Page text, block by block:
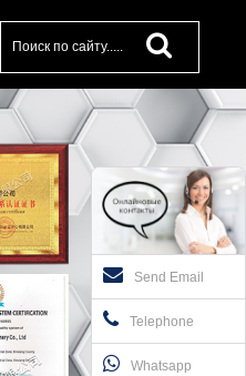
Send Email
Telephone
Whatsapp